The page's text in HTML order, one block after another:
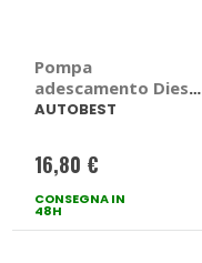
Pompa
adescamento Diesel
- AUTOBEST
AUTOBEST
16,80 €
CONSEGNA IN
48H